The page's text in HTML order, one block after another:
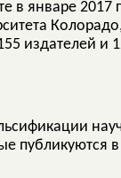
в январе
издателей и
публикуются